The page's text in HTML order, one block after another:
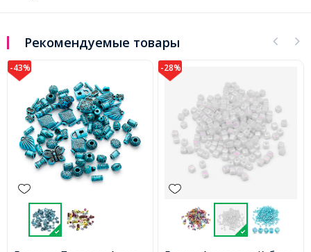
Рекомендуемые товары